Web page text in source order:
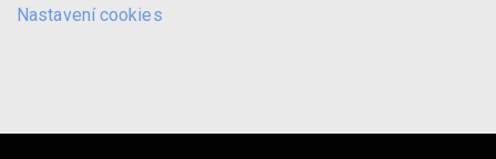
Nastavení cookies